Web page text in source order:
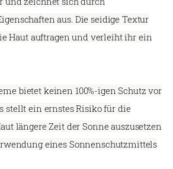
aus. Die seidige Textur
Haut auftragen und verleiht ihr ein
bietet keinen 100%-igen Schutz vor
stellt ein ernstes Risiko für die
längere Zeit der Sonne auszusetzen
eines Sonnenschutzmittels